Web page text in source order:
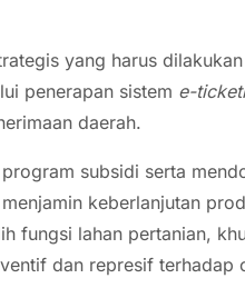
yang harus
penerapan sistem e-
daerah.
subsidi serta
keberlanjutan
fungsi lahan pertanian,
dan represif terhadap